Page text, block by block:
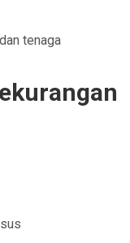
tenaga